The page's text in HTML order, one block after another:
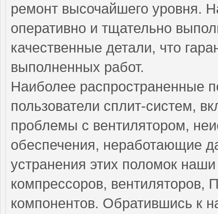
ремонт высочайшего уровня.
оперативно и тщательно
качественные детали, что
выполненных работ.
Наиболее распространенные
пользователи сплит-систем,
проблемы с вентилятором,
обеспечения, неработающие
устранения этих поломок
компрессоров, вентиляторов,
компонентов. Обратившись к